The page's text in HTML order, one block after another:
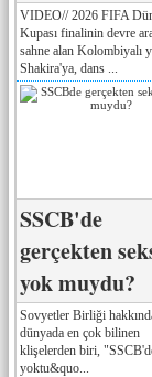
VIDEO// 2026 FIFA
Kupası finalinin devre
sahne alan Kolombiyalı
Shakira'ya, dans ...
SSCB'de
gerçekten
yok muydu?
Sovyetler Birliği
dünyada en çok bilinen
klişelerden biri,
yoktu&quo...